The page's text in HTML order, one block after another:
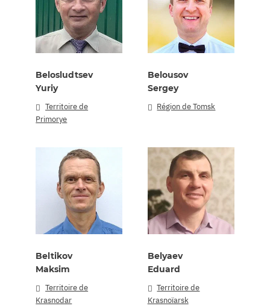
Belosludtsev
Yuriy
Territoire de
Primorye
Belousov
Sergey
Région de Tomsk
Beltikov
Maksim
Territoire de
Krasnodar
Belyaev
Eduard
Territoire de
Krasnoïarsk